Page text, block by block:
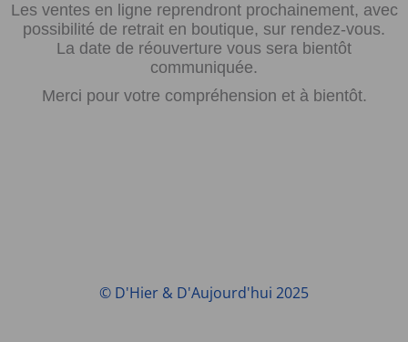
Les ventes en ligne reprendront prochainement, avec
possibilité de retrait en boutique, sur rendez-vous.
La date de réouverture vous sera bientôt
communiquée.
Merci pour votre compréhension et à bientôt.
© D'Hier & D'Aujourd'hui 2025